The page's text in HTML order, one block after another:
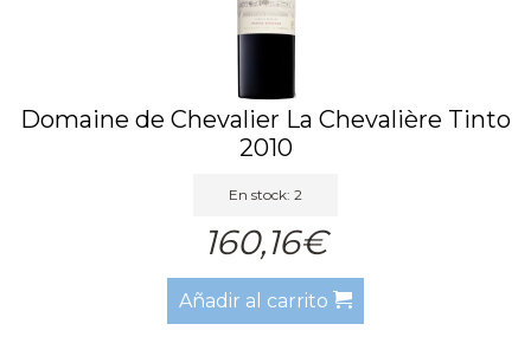
Domaine de Chevalier La Chevalière Tinto
2010
En stock: 2
160,16€
Añadir al carrito